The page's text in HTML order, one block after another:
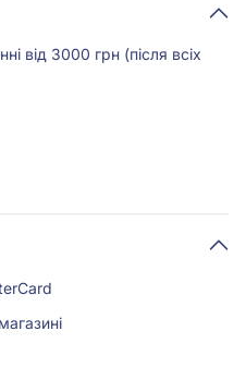
від 3000 грн (після всіх